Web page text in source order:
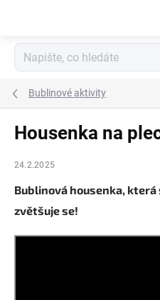
Bublinové aktivity
Housenka na
24.2.2025
Bublinová housenka,
zvětšuje se!